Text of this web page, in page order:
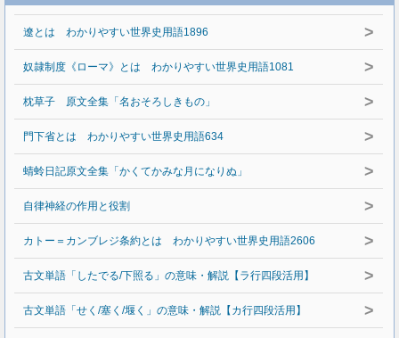
遼とは わかりやすい世界史用語1896 >
奴隷制度《ローマ》とは わかりやすい世界史用語1081 >
枕草子 原文全集「名おそろしきもの」 >
門下省とは わかりやすい世界史用語634 >
蜻蛉日記原文全集「かくてかみな月になりぬ」 >
自律神経の作用と役割 >
カトー＝カンブレジ条約とは わかりやすい世界史用語2606 >
古文単語「したでる/下照る」の意味・解説【ラ行四段活用】 >
古文単語「せく/塞く/堰く」の意味・解説【カ行四段活用】 >